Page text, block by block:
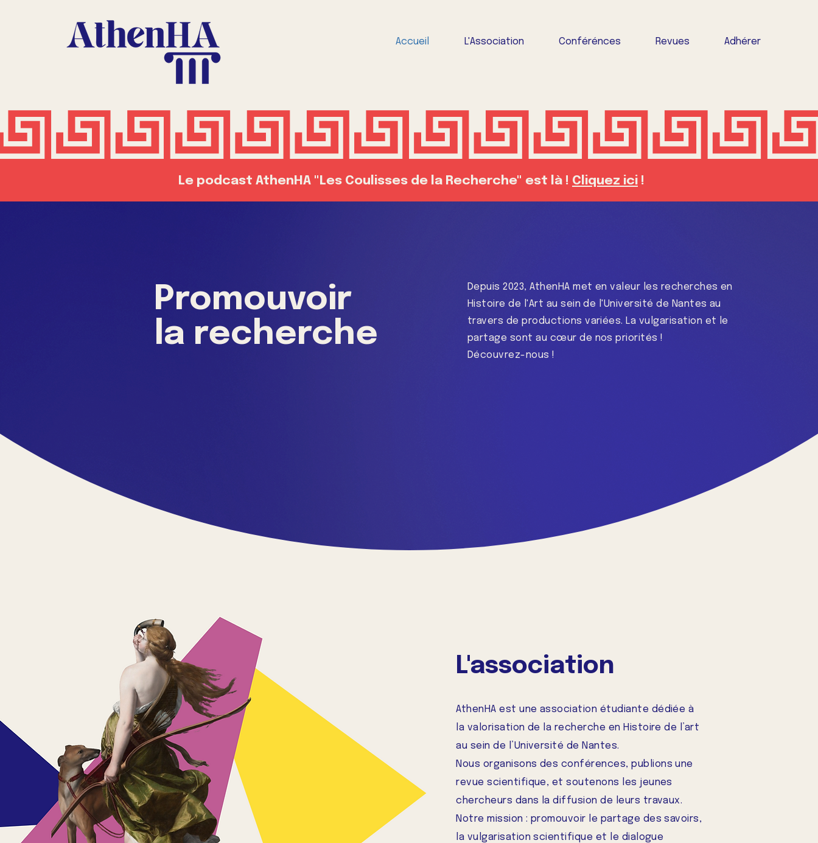
Accueil L'Association Conférénces Revues Adhérer
Le podcast AthenHA "Les Coulisses de la Recherche" est là ! Cliquez ici !
Promouvoir
la recherche
Depuis 2023, AthenHA met en valeur les recherches en
Histoire de l'Art au sein de l'Université de Nantes au
travers de productions variées. La vulgarisation et le
partage sont au cœur de nos priorités !
Découvrez-nous !
L'association
AthenHA est une association étudiante dédiée à
la valorisation de la recherche en Histoire de l’art
au sein de l’Université de Nantes.
Nous organisons des conférences, publions une
revue scientifique, et soutenons les jeunes
chercheurs dans la diffusion de leurs travaux.
Notre mission : promouvoir le partage des savoirs,
la vulgarisation scientifique et le dialogue